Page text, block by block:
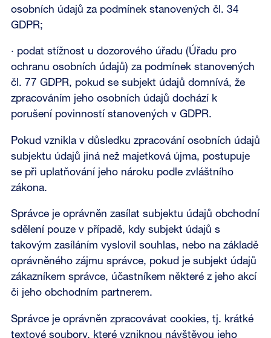
osobních údajů za podmínek stanovených čl. 34
GDPR;
· podat stížnost u dozorového úřadu (Úřadu pro
ochranu osobních údajů) za podmínek stanovených
čl. 77 GDPR, pokud se subjekt údajů domnívá, že
zpracováním jeho osobních údajů dochází k
porušení povinností stanovených v GDPR.
Pokud vznikla v důsledku zpracování osobních údajů
subjektu údajů jiná než majetková újma, postupuje
se při uplatňování jeho nároku podle zvláštního
zákona.
Správce je oprávněn zasílat subjektu údajů obchodní
sdělení pouze v případě, kdy subjekt údajů s
takovým zasíláním vyslovil souhlas, nebo na základě
oprávněného zájmu správce, pokud je subjekt údajů
zákazníkem správce, účastníkem některé z jeho akcí
či jeho obchodním partnerem.
Správce je oprávněn zpracovávat cookies, tj. krátké
textové soubory, které vzniknou návštěvou jeho